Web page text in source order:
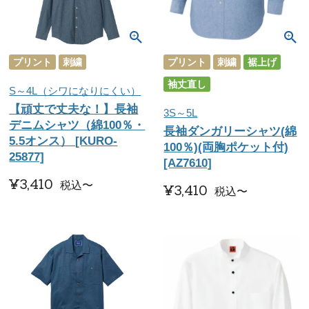
プリント 刺繍
S～4L（シワになりにくい）
【頑丈で丈夫な！】長袖
デニムシャツ（綿100％・
5.5オンス） [KURO-
25877]
¥3,410 税込〜
プリント 刺繍
裾上げ
袖丈直し
3S～5L
長袖ダンガリーシャツ(綿
100％)(両胸ポケット付)
[AZ7610]
¥3,410 税込〜